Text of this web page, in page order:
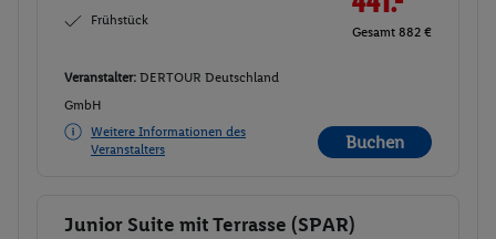
Frühstück
Gesamt 882 €
Veranstalter: DERTOUR Deutschland
GmbH
Weitere Informationen des
Veranstalters
Buchen
Buchen
Junior Suite mit Terrasse (SPAR)